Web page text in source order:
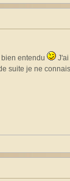
entendu
suite je ne